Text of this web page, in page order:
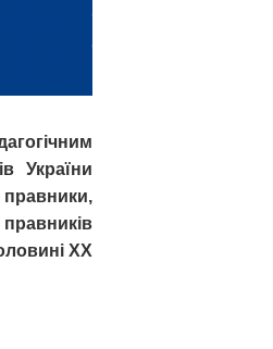
України
правники,
XX